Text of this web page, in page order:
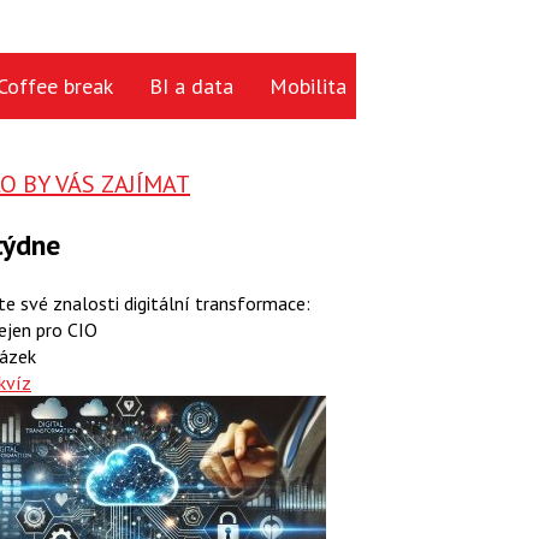
break BI a data Mobilita
BY VÁS ZAJÍMAT
své znalosti digitální transformace:
pro CIO